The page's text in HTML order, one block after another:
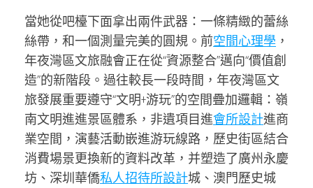
當她從吧檯下面拿出兩件武器：一條精緻的蕾絲
絲帶，和一個測量完美的圓規。前空間心理學 ，
年夜灣區文旅融會正在從“資源整合”邁向“價值創
造”的新階段。過往較長一段時間，年夜灣區文
旅發展重要遵守“文明+游玩”的空間疊加邏輯：嶺
南文明進進景區體系，非遺項目進會所設計進商
業空間，演藝活動嵌進游玩線路，歷史街區結合
消費場景更換新的資料改革，并塑造了廣州永慶
坊、深圳華僑私人招待所設計城、澳門歷史城